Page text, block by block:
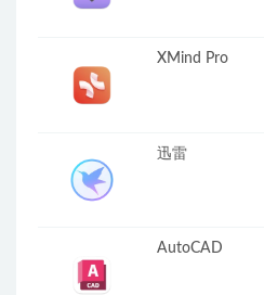
XMind Pro
迅雷
AutoCAD